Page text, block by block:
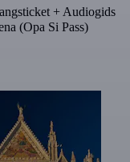
+ Audiogids
(Opa Si Pass)